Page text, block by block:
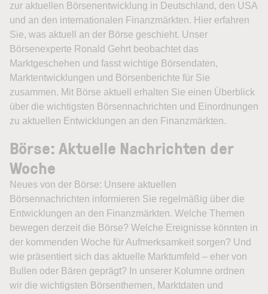
zur aktuellen Börsenentwicklung in Deutschland, den USA
und an den internationalen Finanzmärkten. Hier erfahren
Sie, was aktuell an der Börse geschieht. Unser
Börsenexperte Ronald Gehrt beobachtet das
Marktgeschehen und fasst wichtige Börsendaten,
Marktentwicklungen und Börsenberichte für Sie
zusammen. Mit Börse aktuell erhalten Sie einen Überblick
über die wichtigsten Börsennachrichten und Einordnungen
zu aktuellen Entwicklungen an den Finanzmärkten.
Börse: Aktuelle Nachrichten der
Woche
Neues von der Börse: Unsere aktuellen
Börsennachrichten informieren Sie regelmäßig über die
Entwicklungen an den Finanzmärkten. Welche Themen
bewegen derzeit die Börse? Welche Ereignisse könnten in
der kommenden Woche für Aufmerksamkeit sorgen? Und
wie präsentiert sich das aktuelle Marktumfeld – eher von
Bullen oder Bären geprägt? In unserer Kolumne ordnen
wir die wichtigsten Börsenthemen, Marktdaten und